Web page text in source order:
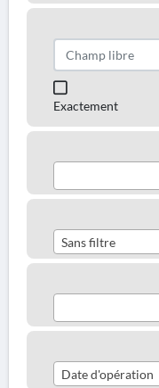
Exactement
Sans filtre
Date d'opération